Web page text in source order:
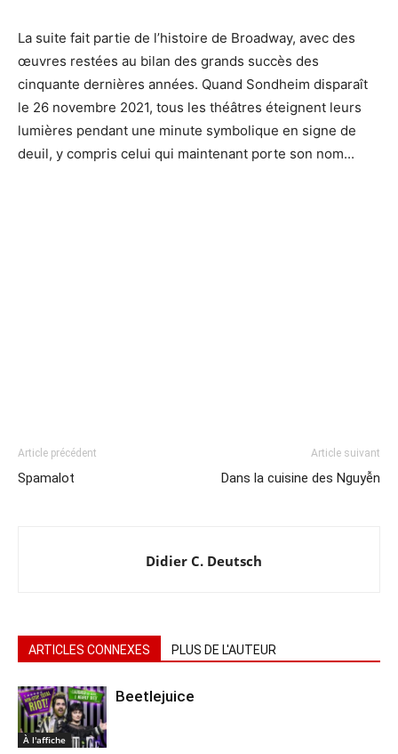
La suite fait partie de l’histoire de Broadway, avec des
œuvres restées au bilan des grands succès des
cinquante dernières années. Quand Sondheim disparaît
le 26 novembre 2021, tous les théâtres éteignent leurs
lumières pendant une minute symbolique en signe de
deuil, y compris celui qui maintenant porte son nom...
Article précédent
Spamalot
Article suivant
Dans la cuisine des Nguyễn
Didier C. Deutsch
ARTICLES CONNEXES PLUS DE L'AUTEUR
À l'affiche
Beetlejuice